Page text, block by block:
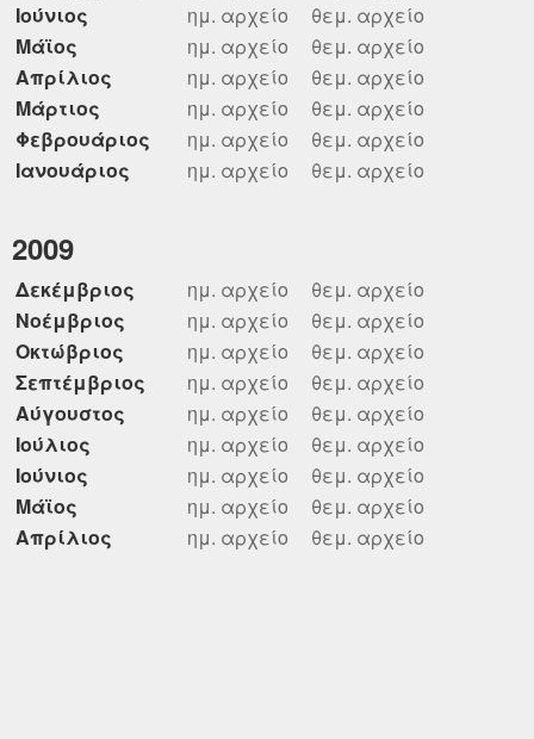
Ιούνιος
ημ. αρχείο
θεμ. αρχείο
Μάϊος
ημ. αρχείο
θεμ. αρχείο
Απρίλιος
ημ. αρχείο
θεμ. αρχείο
Μάρτιος
ημ. αρχείο
θεμ. αρχείο
Φεβρουάριος
ημ. αρχείο
θεμ. αρχείο
Ιανουάριος
ημ. αρχείο θεμ. αρχείο
2009
Δεκέμβριος ημ. αρχείο
θεμ. αρχείο
Νοέμβριος
ημ. αρχείο
θεμ. αρχείο
Οκτώβριος
ημ. αρχείο
θεμ. αρχείο
Σεπτέμβριος
ημ. αρχείο
θεμ. αρχείο
Αύγουστος
ημ. αρχείο
θεμ. αρχείο
Ιούλιος
ημ. αρχείο
θεμ. αρχείο
Ιούνιος
ημ. αρχείο
θεμ. αρχείο
Μάϊος
ημ. αρχείο
θεμ. αρχείο
Απρίλιος
ημ. αρχείο θεμ. αρχείο